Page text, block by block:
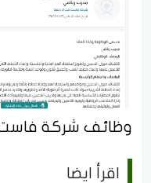
وظائف شركة فاست
اقرأ ايضا